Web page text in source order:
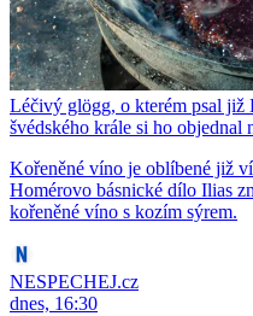
Léčivý glögg, o kterém psal již
švédského krále si ho objednal
Kořeněné víno je oblíbené již
Homérovo básnické dílo Ilias
kořeněné víno s kozím sýrem.
NESPECHEJ.cz
dnes, 16:30